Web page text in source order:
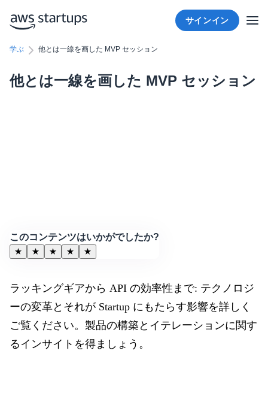
サインイン
学ぶ 他とは一線を画した MVP セッション
他とは一線を画した MVP セッション
このコンテンツはいかがでしたか?
★ ★ ★ ★ ★
ラッキングギアから API の効率性まで: テクノロジ
ーの変革とそれが Startup にもたらす影響を詳しく
ご覧ください。製品の構築とイテレーションに関す
るインサイトを得ましょう。